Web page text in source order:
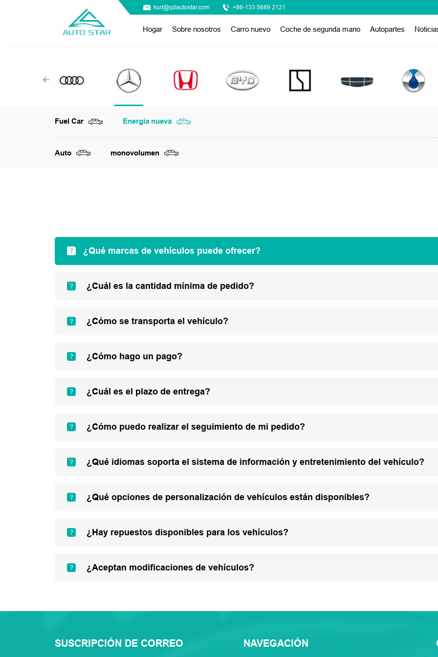
kurt@qdautostar.com +86-133 5689 2121
Hogar Sobre nosotros Carro nuevo Coche de segunda mano Autopartes
Fuel Car Energia nueva
Auto monovolumen
¿Qué marcas de vehículos puede ofrecer?
¿Cuál es la cantidad mínima de pedido?
¿Cómo se transporta el vehículo?
¿Cómo hago un pago?
¿Cuál es el plazo de entrega?
¿Cómo puedo realizar el seguimiento de mi pedido?
¿Qué idiomas soporta el sistema de información y entretenimiento del vehículo?
¿Qué opciones de personalización de vehículos están disponibles?
¿Hay repuestos disponibles para los vehículos?
¿Aceptan modificaciones de vehículos?
SUSCRIPCIÓN DE CORREO NAVEGACIÓN